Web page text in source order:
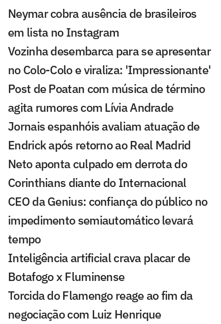
Neymar cobra ausência de brasileiros
em lista no Instagram
Vozinha desembarca para se apresentar
no Colo-Colo e viraliza: 'Impressionante'
Post de Poatan com música de término
agita rumores com Lívia Andrade
Jornais espanhóis avaliam atuação de
Endrick após retorno ao Real Madrid
Neto aponta culpado em derrota do
Corinthians diante do Internacional
CEO da Genius: confiança do público no
impedimento semiautomático levará
tempo
Inteligência artificial crava placar de
Botafogo x Fluminense
Torcida do Flamengo reage ao fim da
negociação com Luiz Henrique